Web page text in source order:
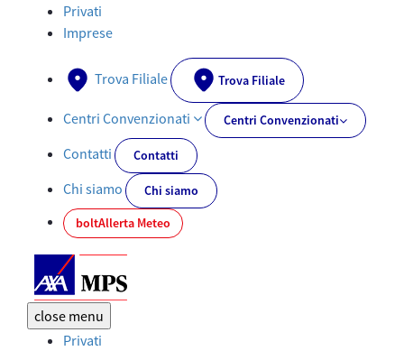
Documenti PRIIPs - AXA-MPS.IT
Privati
Imprese
Trova Filiale Trova Filiale
Centri Convenzionati Centri Convenzionati
Contatti Contatti
Chi siamo
Chi siamo
boltAllerta Meteo
close menu
Privati